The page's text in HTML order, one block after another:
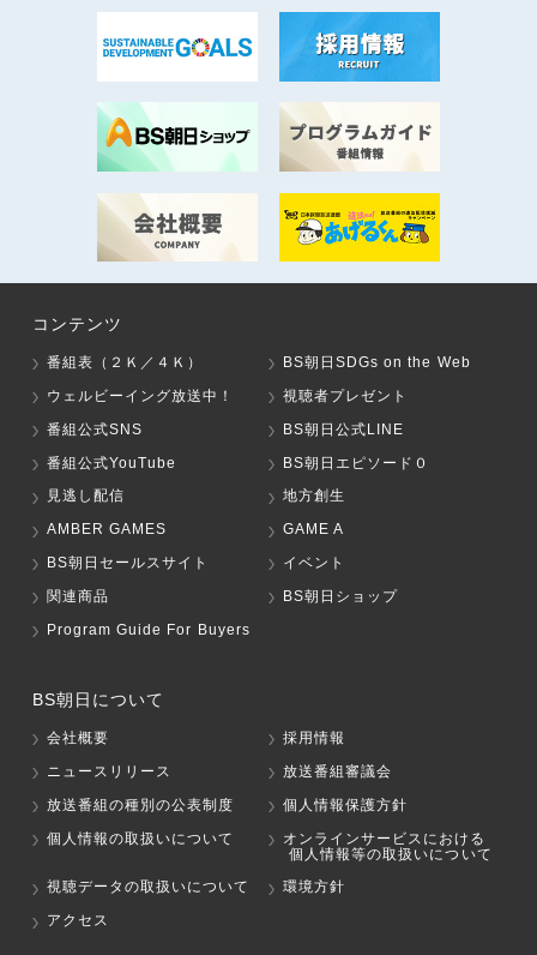
コンテンツ
番組表（２Ｋ／４Ｋ）
BS朝日SDGs on the Web
ウェルビーイング放送中！
視聴者プレゼント
番組公式SNS
BS朝日公式LINE
番組公式YouTube
BS朝日エピソード０
見逃し配信
地方創生
AMBER GAMES
GAME A
BS朝日セールスサイト
イベント
関連商品
BS朝日ショップ
Program Guide For Buyers
BS朝日について
会社概要
採用情報
ニュースリリース
放送番組審議会
放送番組の種別の公表制度
個人情報保護方針
個人情報の取扱いについて
オンラインサービスにおける
個人情報等の取扱いについて
視聴データの取扱いについて
環境方針
アクセス